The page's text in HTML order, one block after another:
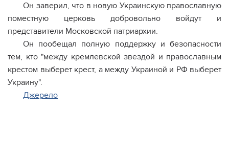
Он заверил, что в новую Украинскую православную
поместную церковь добровольно войдут и
представители Московской патриархии.
Он пообещал полную поддержку и безопасности
тем, кто "между кремлевской звездой и православным
крестом выберет крест, а между Украиной и РФ выберет
Украину".
Джерело